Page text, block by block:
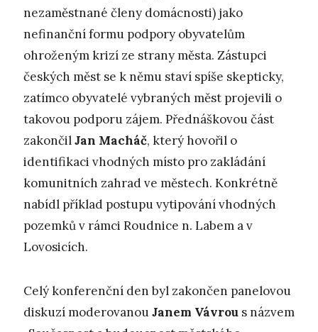
nezaměstnané členy domácnosti) jako
nefinanční formu podpory obyvatelům
ohroženým krizí ze strany města. Zástupci
českých měst se k němu staví spíše skepticky,
zatímco obyvatelé vybraných měst projevili o
takovou podporu zájem. Přednáškovou část
zakončilJan Macháč, který hovořil o
identifikaci vhodných místo pro zakládání
komunitních zahrad ve městech. Konkrétně
nabídl příklad postupu vytipování vhodných
pozemků v rámci Roudnice n. Labem a v
Lovosicích.
Celý konferenční den byl zakončen panelovou
diskuzí moderovanouJanem Vávrou s názvem